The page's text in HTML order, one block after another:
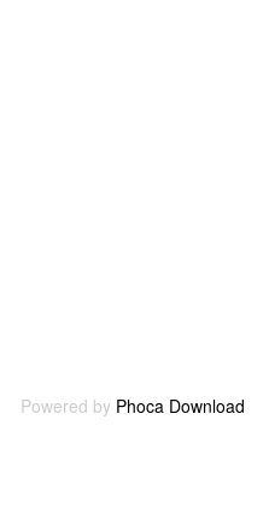
Powered by Phoca Download